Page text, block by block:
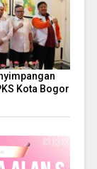
Kota Bogor